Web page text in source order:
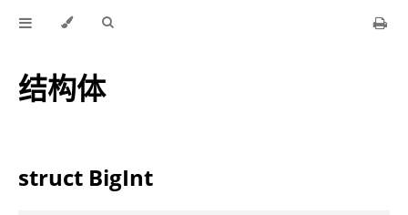
结构体
struct BigInt